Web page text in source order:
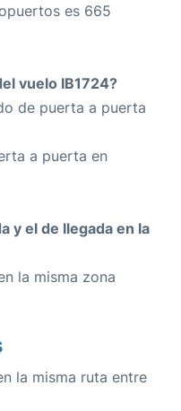
es 665
vuelo IB1724?
de puerta a puerta
a puerta en
y el de llegada en la
la misma zona
la misma ruta entre